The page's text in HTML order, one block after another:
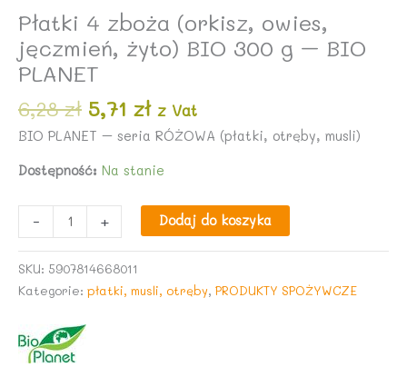
Płatki 4 zboża (orkisz, owies,
jęczmień, żyto) BIO 300 g – BIO
PLANET
6,28zł Pierwotna
cena
6,28 zł.
5,71 złAktualna
cena
5,71 zł.
z Vat
BIO PLANET – seria RÓŻOWA (płatki, otręby, musli)
Dostępność: Na stanie
-
Płatki
(orkisz,
jęczmień,
żyto)
+ Dodaj do koszyka
SKU: 5907814668011
Kategorie: płatki, musli, otręby, PRODUKTY SPOŻYWCZE